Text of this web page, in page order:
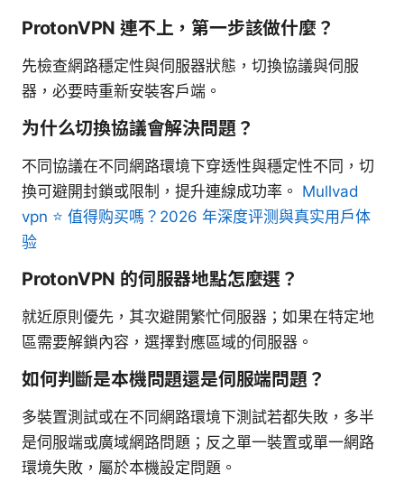
ProtonVPN 連不上，第一步該做什麼？
先檢查網路穩定性與伺服器狀態，切換協議與伺服
器，必要時重新安裝客戶端。
为什么切換協議會解決問題？
不同協議在不同網路環境下穿透性與穩定性不同，切
換可避開封鎖或限制，提升連線成功率。 Mullvad
vpn ⭐ 值得购买嗎？2026 年深度评测與真实用户体
验
ProtonVPN 的伺服器地點怎麼選？
就近原則優先，其次避開繁忙伺服器；如果在特定地
區需要解鎖內容，選擇對應區域的伺服器。
如何判斷是本機問題還是伺服端問題？
多裝置測試或在不同網路環境下測試若都失敗，多半
是伺服端或廣域網路問題；反之單一裝置或單一網路
環境失敗，屬於本機設定問題。